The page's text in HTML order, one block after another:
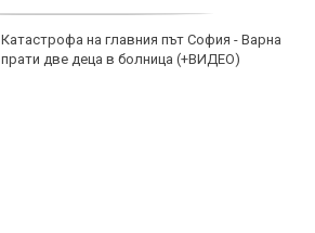
Катастрофа на главния път София - Варна
прати две деца в болница (+ВИДЕО)